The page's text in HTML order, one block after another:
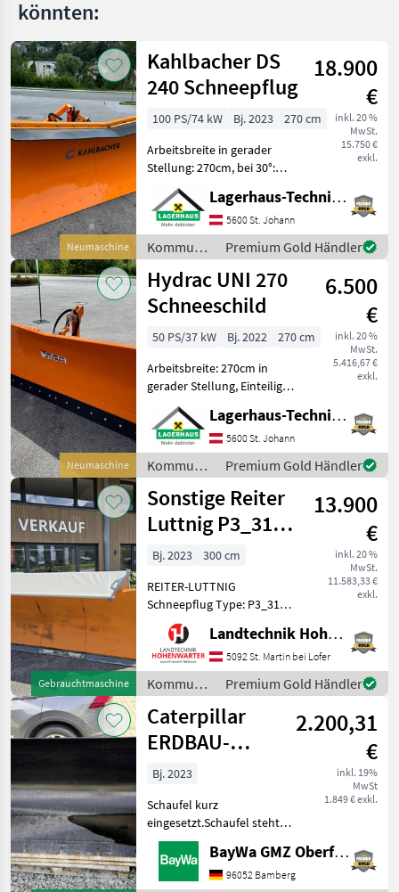
könnten:
Neumaschine
Kahlbacher DS
240 Schneepflug
18.900
€
inkl. 20 %
MwSt.
15.750 €
exkl.
100 PS/74 kW Bj. 2023
270 cm
Arbeitsbreite in gerader
Stellung: 270cm, bei 30°:
240cm, mit Schneeblende
Gummi, lagernd und sofort
verfügbar. Wir bitten
telefonisch oder per Mail
Ihren Besuch be
Lagerhaus-Technik St. Johann
5600 St. Johann
Kommunalgeräte
/
Kahlbacher
Premium Gold Händler
Neumaschine
Hydrac UNI 270
Schneeschild
6.500
€
inkl. 20 %
MwSt.
5.416,67 €
exkl.
50 PS/37 kW Bj. 2022
270 cm
Arbeitsbreite: 270cm in
gerader Stellung, Einteiliges
Schild mit
überlastsicherung, hydr.
Schwenkbar, 3- Punkt
Anbau, Schwenkbereich
+-30°, mit Schockventil,
lagernd
Lagerhaus-Technik St. Johann
5600 St. Johann
Kommunalgeräte
/ Hydrac
Premium Gold Händler
Gebrauchtmaschine
Sonstige Reiter
Luttnig P3_3103
(26120)
13.900
€
inkl. 20 %
MwSt.
11.583,33 €
exkl.
Bj. 2023
300 cm
REITER-LUTTNIG
Schneepflug Type: P3_3101
Hochsteigender
Schneepflug mit 3
Pflugscharen. *Anbau 3
Punkt *Räumbreite: 2, 65 m
*3-scharige Ausführung *3,
10 m Pflugbreite
Landtechnik Hohenwarter GmbH
5092 St. Martin bei Lofer
Kommunalgeräte
/ Sonstige
Premium Gold Händler
Caterpillar
ERDBAU-
SCHAUFEL 1,1
M³, 2.060
2.200,31
€
inkl. 19%
MwSt
1.849 € exkl.
Bj. 2023
Schaufel kurz
eingesetzt.Schaufel steht
am Standort Neuensalz.
Kommunalgeräte Sonstige
Kommunalgeräte
BayWa GMZ Oberfranken
96052 Bamberg